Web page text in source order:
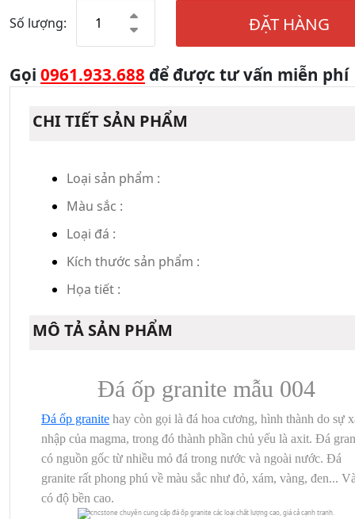
Số lượng: ĐẶT HÀNG
Gọi 0961.933.688 để được tư vấn miễn phí
CHI TIẾT SẢN PHẨM
Loại sản phẩm :
Màu sắc :
Loại đá :
Kích thước sản phẩm :
Họa tiết :
MÔ TẢ SẢN PHẨM
Đá ốp granite mẫu 004
Đá ốp granite hay còn gọi là đá hoa cương, hình thành do sự
nhập của magma, trong đó thành phần chủ yếu là axit. Đá
có nguồn gốc từ nhiều mỏ đá trong nước và ngoài nước. Đá
granite rất phong phú về màu sắc như đỏ, xám, vàng, đen...
có độ bền cao.